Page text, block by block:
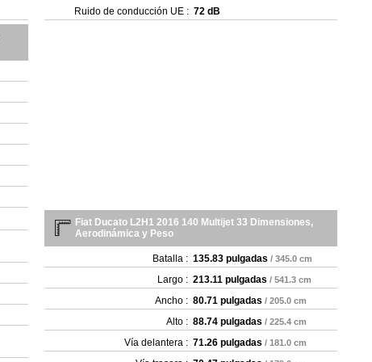
Ruido de conducción UE : 72 dB
Fiat Ducato L2H1 2016 140 Multijet 33 Dimensiones,
Aerodinámica y Peso
Batalla : 135.83 pulgadas / 345.0 cm
Largo : 213.11 pulgadas / 541.3 cm
Ancho : 80.71 pulgadas / 205.0 cm
Alto : 88.74 pulgadas / 225.4 cm
Vía delantera : 71.26 pulgadas / 181.0 cm